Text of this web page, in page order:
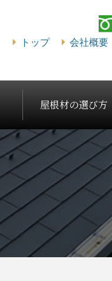
トップ 会社概要
屋根材の選び方